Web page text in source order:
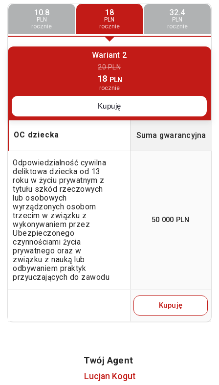
10.8
PLN
rocznie
18
PLN
rocznie
32.4
PLN
rocznie
Wariant 2
20 PLN
18 PLN
rocznie
Kupuję
OC dziecka Suma gwarancyjna
Odpowiedzialność cywilna
deliktowa dziecka od 13
roku w życiu prywatnym z
tytułu szkód rzeczowych
lub osobowych
wyrządzonych osobom
trzecim w związku z
wykonywaniem przez
Ubezpieczonego
czynnościami życia
prywatnego oraz w
związku z nauką lub
odbywaniem praktyk
przyuczających do zawodu
50 000 PLN
Kupuję
Twój Agent
Lucjan Kogut